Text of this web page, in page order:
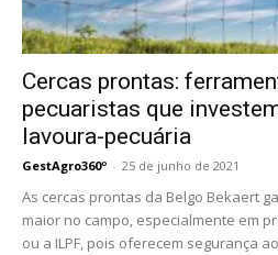
Cercas prontas:
pecuaristas que
lavoura-pecuária
GestAgro360º - 25 de junho de 2021
As cercas prontas da Belgo Bekaert
maior no campo, especialmente em
ou a ILPF, pois oferecem segurança